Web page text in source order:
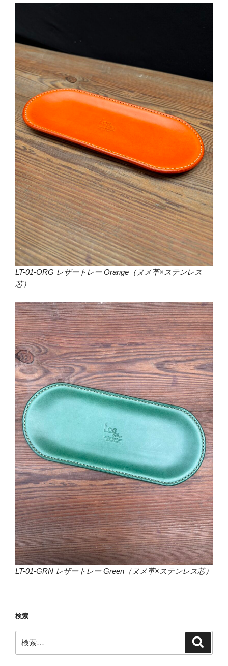
LT-01-ORG レザートレー Orange（ヌメ革×ステンレス
芯）
LT-01-GRN レザートレー Green（ヌメ革×ステンレス芯）
検索
索: